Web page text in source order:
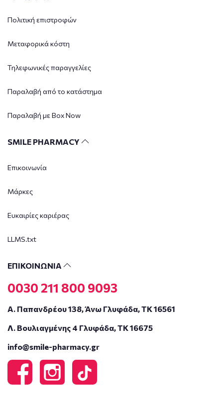
Πολιτική επιστροφών
Μεταφορικά κόστη
Τηλεφωνικές παραγγελίες
Παραλαβή από το κατάστημα
Παραλαβή με Box Now
SMILE PHARMACY
Επικοινωνία
Μάρκες
Ευκαιρίες καριέρας
LLMS.txt
ΕΠΙΚΟΙΝΩΝΙΑ
0030 211 800 9093
Α. Παπανδρέου 138, Άνω Γλυφάδα, ΤΚ 16561
Λ. Βουλιαγμένης 4 Γλυφάδα, ΤΚ 16675
info@smile-pharmacy.gr